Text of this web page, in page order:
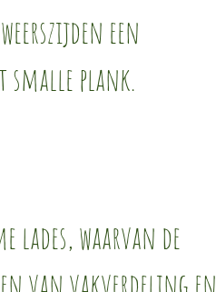
een
smalle plank.
lades, waarvan de